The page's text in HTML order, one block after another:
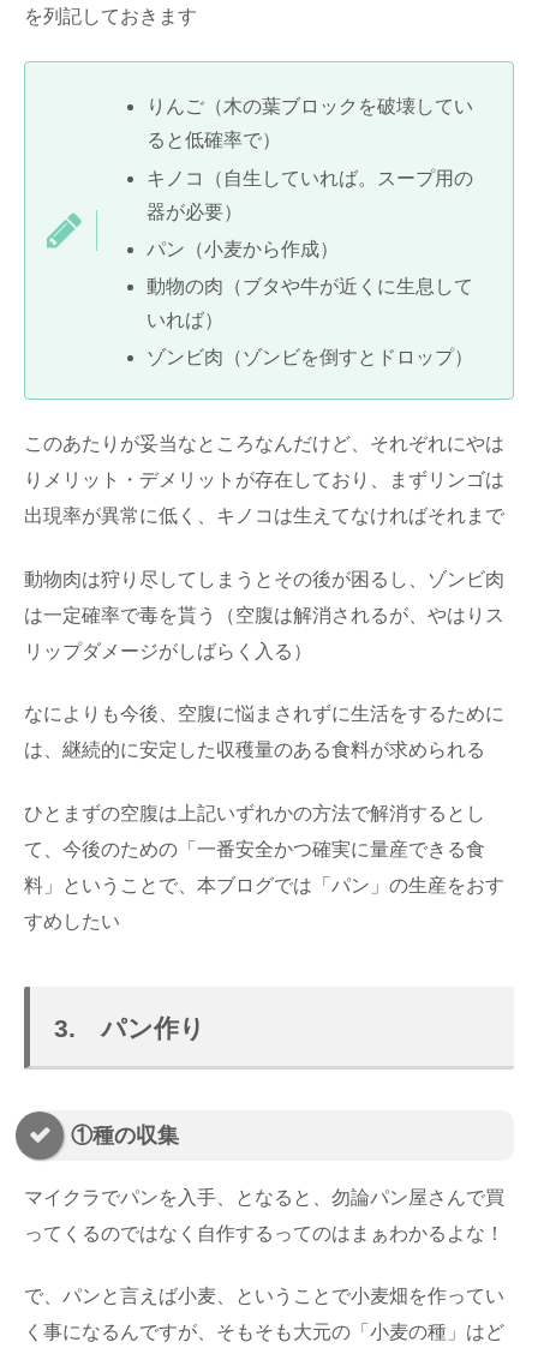
を列記しておきます
りんご（木の葉ブロックを破壊してい
ると低確率で）
キノコ（自生していれば。スープ用の
器が必要）
パン（小麦から作成）
動物の肉（ブタや牛が近くに生息して
いれば）
ゾンビ肉（ゾンビを倒すとドロップ）
このあたりが妥当なところなんだけど、それぞれにやは
りメリット・デメリットが存在しており、まずリンゴは
出現率が異常に低く、キノコは生えてなければそれまで
動物肉は狩り尽してしまうとその後が困るし、ゾンビ肉
は一定確率で毒を貰う（空腹は解消されるが、やはりス
リップダメージがしばらく入る）
なによりも今後、空腹に悩まされずに生活をするために
は、継続的に安定した収穫量のある食料が求められる
ひとまずの空腹は上記いずれかの方法で解消するとし
て、今後のための「一番安全かつ確実に量産できる食
料」ということで、本ブログでは「パン」の生産をおす
すめしたい
3. パン作り
①種の収集
マイクラでパンを入手、となると、勿論パン屋さんで買
ってくるのではなく自作するってのはまぁわかるよな！
で、パンと言えば小麦、ということで小麦畑を作ってい
く事になるんですが、そもそも大元の「小麦の種」はど